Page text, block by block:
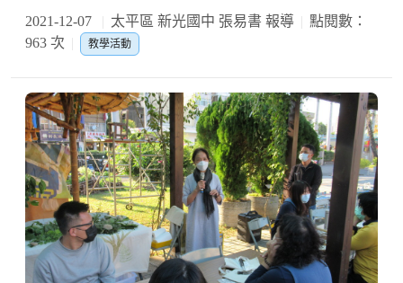
2021-12-07 太平區 新光國中 張易書 報導
點閱數：
963 次
教學活動